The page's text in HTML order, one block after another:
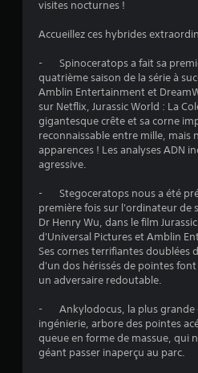
visites nocturnes !
Accueillez ces hybrides
- Spinoceratops a fait sa
quatrième saison de la série à
Amblin Entertainment et
sur Netflix, Jurassic World : La
gigantesque crête et sa corne
reconnaissable entre mille, mais
apparences ! Les analyses ADN
agressive.
- Stegoceratops nous a été
première fois sur l'ordinateur de
Dr Henry Wu, dans le film
d'Universal Pictures et Amblin
Ses cornes terrifiantes doublées
d'un dos hérissés de pointes
un adversaire redoutable.
- Ankylodocus, la plus grande
ingénierie, arbore des pointes
queue en forme de massue, qui
géant passer inaperçu au parc.